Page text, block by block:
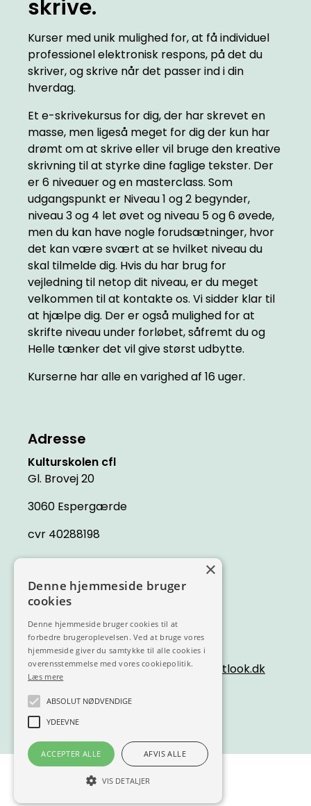
skrive.
Kurser med unik mulighed for, at få individuel
professionel elektronisk respons, på det du
skriver, og skrive når det passer ind i din
hverdag.
Et e-skrivekursus for dig, der har skrevet en
masse, men ligeså meget for dig der kun har
drømt om at skrive eller vil bruge den kreative
skrivning til at styrke dine faglige tekster. Der
er 6 niveauer og en masterclass. Som
udgangspunkt er Niveau 1 og 2 begynder,
niveau 3 og 4 let øvet og niveau 5 og 6 øvede,
men du kan have nogle forudsætninger, hvor
det kan være svært at se hvilket niveau du
skal tilmelde dig. Hvis du har brug for
vejledning til netop dit niveau, er du meget
velkommen til at kontakte os. Vi sidder klar til
at hjælpe dig. Der er også mulighed for at
skrifte niveau under forløbet, såfremt du og
Helle tænker det vil give størst udbytte.
Kurserne har alle en varighed af 16 uger.
Adresse
Kulturskolen cfl
Gl. Brovej 20
3060 Espergærde
cvr 40288198
Kontakt
Træffetid
Hvis du sender os en mail påcfl@outlook.dk
får du svar inden for 24 timer.
En del af
×
Denne hjemmeside bruger
cookies
Denne hjemmeside bruger cookies til at
forbedre brugeroplevelsen. Ved at bruge vores
hjemmeside giver du samtykke til alle cookies i
overensstemmelse med vores cookiepolitik.
Læs mere
ABSOLUT NØDVENDIGE
YDEEVNE
ACCEPTER ALLE AFVIS ALLE
VIS DETALJER